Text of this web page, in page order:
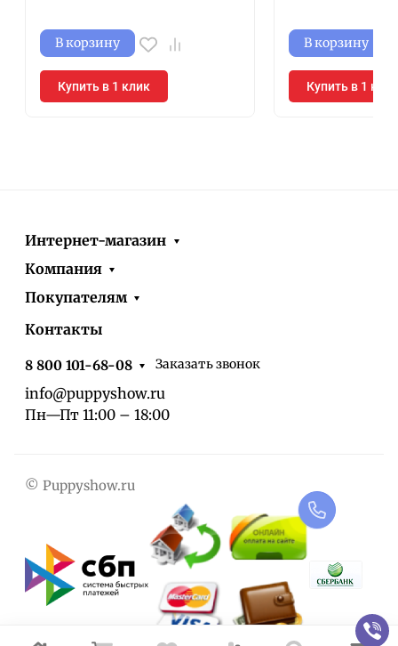
В корзину
Купить в 1 клик
В корзину
Купить в 1 клик
Интернет-магазин
Компания
Покупателям
Контакты
8 800 101-68-08 Заказать звонок
info@puppyshow.ru
Пн—Пт 11:00 – 18:00
© Puppyshow.ru